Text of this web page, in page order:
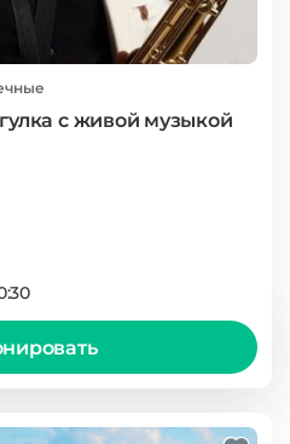
с живой музыкой